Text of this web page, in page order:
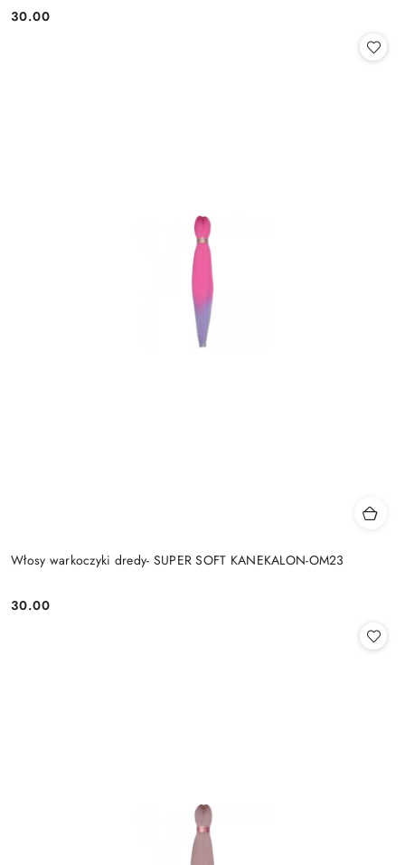
Cena:
30.00
Włosy warkoczyki dredy- SUPER SOFT KANEKALON-OM23
Cena:
30.00